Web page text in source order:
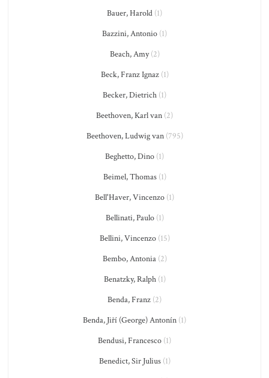
Bauer, Harold (1)
Bazzini, Antonio (1)
Beach, Amy(2)
Beck, Franz Ignaz(1)
Becker, Dietrich (1)
Beethoven, Karl van (2)
Beethoven, Ludwig van(795)
Beghetto, Dino (1)
Beimel, Thomas(1)
Bell'Haver, Vincenzo (1)
Bellinati, Paulo(1)
Bellini, Vincenzo(15)
Bembo, Antonia(2)
Benatzky, Ralph(1)
Benda, Franz (2)
Benda, Jiří (George) Antonín (1)
Bendusi, Francesco (1)
Benedict, Sir Julius(1)